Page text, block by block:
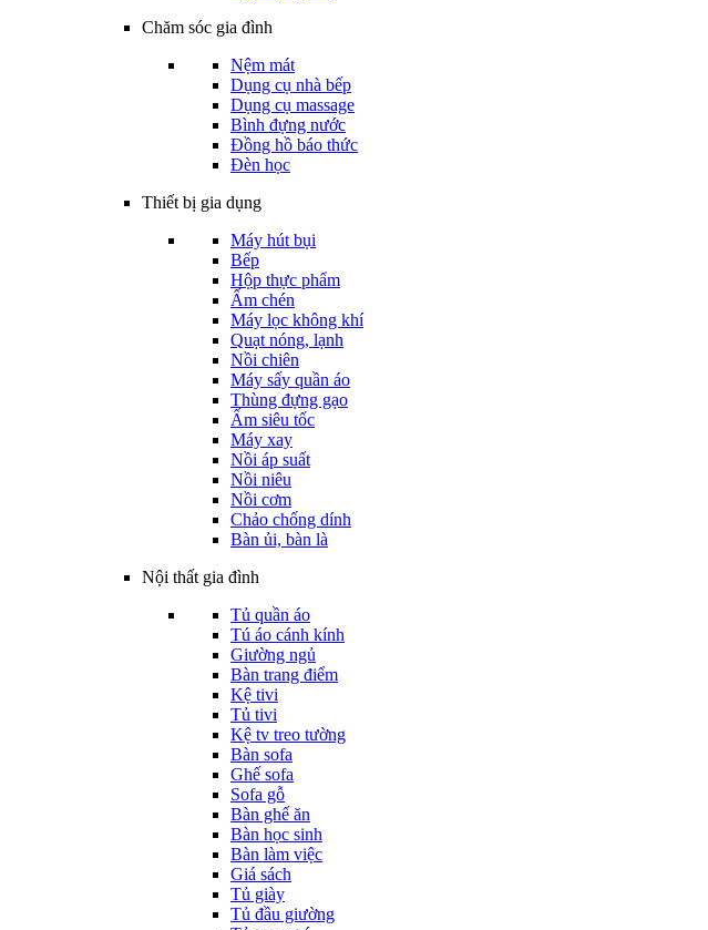
Chăm sóc gia đình
Nệm mát
Dụng cụ nhà bếp
Dụng cụ massage
Bình đựng nước
Đồng hồ báo thức
Đèn học
Thiết bị gia dụng
Máy hút bụi
Bếp
Hộp thực phẩm
Ấm chén
Máy lọc không khí
Quạt nóng, lạnh
Nồi chiên
Máy sấy quần áo
Thùng đựng gạo
Ấm siêu tốc
Máy xay
Nồi áp suất
Nồi niêu
Nồi cơm
Chảo chống dính
Bàn ủi, bàn là
Nội thất gia đình
Tủ quần áo
Tú áo cánh kính
Giường ngủ
Bàn trang điểm
Kệ tivi
Tủ tivi
Kệ tv treo tường
Bàn sofa
Ghế sofa
Sofa gỗ
Bàn ghế ăn
Bàn học sinh
Bàn làm việc
Giá sách
Tủ giày
Tủ đầu giường